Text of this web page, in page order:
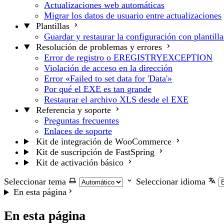
Actualizaciones web automáticas
Migrar los datos de usuario entre actualizaciones
Plantillas
Guardar y restaurar la configuración con
Resolución de problemas y errores
Error de registro o EREGISTRYEXCEPTION
Violación de acceso en la dirección
Error «Failed to set data for 'Data'»
Por qué el EXE es tan grande
Restaurar el archivo XLS desde el EXE
Referencia y soporte
Preguntas frecuentes
Enlaces de soporte
Kit de integración de WooCommerce
Kit de suscripción de FastSpring
Kit de activación básico
Seleccionar tema
Seleccionar idioma
En esta página
En esta página